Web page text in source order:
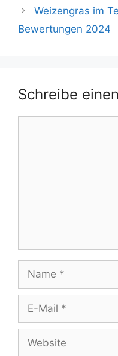
Weizengras im
Bewertungen 2024
Schreibe
Name
Website